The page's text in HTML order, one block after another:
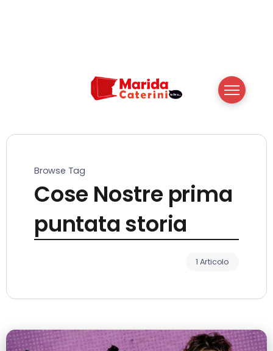
Browse Tag
Cose Nostre prima
puntata storia
1 Articolo